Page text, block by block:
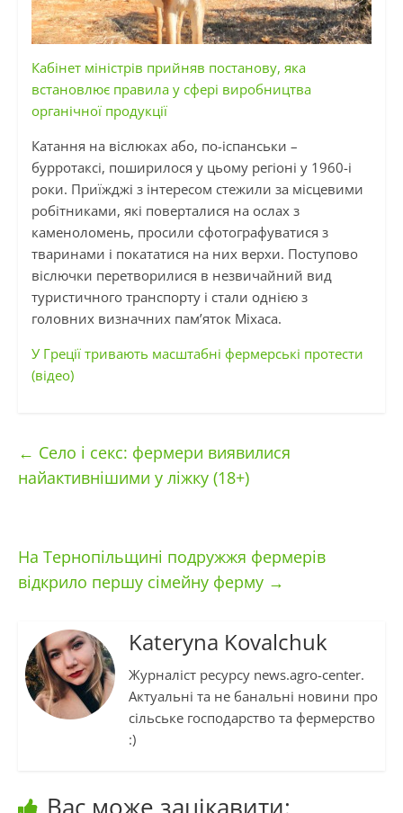
Кабінет міністрів прийняв постанову, яка
встановлює правила у сфері виробництва
органічної продукції
Катання на віслюках або, по-іспанськи –
бурротаксі, поширилося у цьому регіоні у 1960-і
роки. Приїжджі з інтересом стежили за місцевими
робітниками, які поверталися на ослах з
каменоломень, просили сфотографуватися з
тваринами і покататися на них верхи. Поступово
віслючки перетворилися в незвичайний вид
туристичного транспорту і стали однією з
головних визначних пам’яток Міхаса.
У Греції тривають масштабні фермерські протести
(відео)
← Село і секс: фермери виявилися
найактивнішими у ліжку (18+)
На Тернопільщині подружжя фермерів
відкрило першу сімейну ферму →
Kateryna Kovalchuk
Журналіст ресурсу news.agro-center.
Актуальні та не банальні новини про
сільське господарство та фермерство
:)
Вас може зацікавити: